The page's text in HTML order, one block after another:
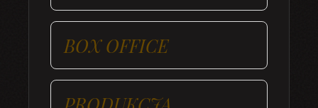
BOX OFFICE